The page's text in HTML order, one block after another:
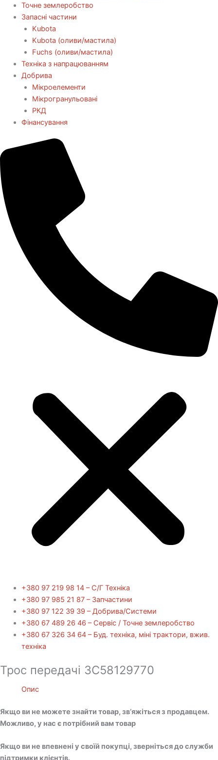
Точне землеробство
Запасні частини
Kubota
Kubota (оливи/мастила)
Fuchs (оливи/мастила)
Техніка з напрацюванням
Добрива
Мікроелементи
Мікрогранульовані
РКД
Фінансування
+380 97 219 98 14 – С/Г Техніка
+380 97 985 21 87 – Запчастини
+380 97 122 39 39 – Добрива/Cистеми
+380 67 489 26 46 – Сервіс / Точне землеробство
+380 67 326 34 64 – Буд. техніка, міні трактори, вжив.
техніка
Трос передачі 3C58129770
Опис
Якщо ви не можете знайти товар, зв’яжіться з продавцем.
Можливо, у нас є потрібний вам товар
Якщо ви не впевнені у своїй покупці, зверніться до служби
підтримки клієнтів.